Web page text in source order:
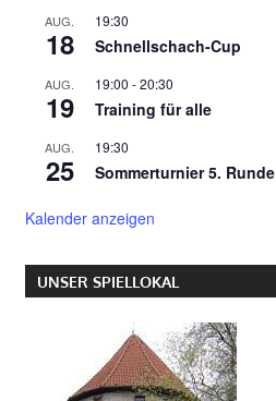
AUG.
18
19:30
Schnellschach-Cup
AUG.
19
19:00 -20:30
Training für alle
AUG.
25
19:30
Sommerturnier 5. Runde
Kalender anzeigen
UNSER SPIELLOKAL